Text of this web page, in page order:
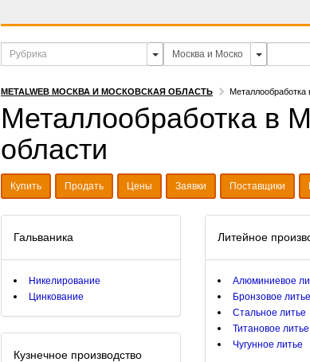
METALWEB МОСКВА И МОСКОВСКАЯ ОБЛАСТЬ Металлообработка
Металлообработка в
области
Купить Продать Цены Заявки Поставщики
Гальваника
Никелирование
Цинкование
Кузнечное производство
Литейное
Алюминиевое
Бронзовое литье
Стальное литье
Титановое литье
Чугунное литье